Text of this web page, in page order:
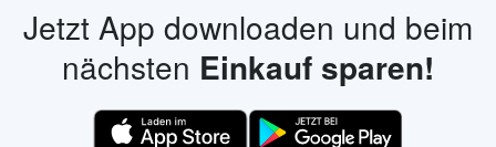
Jetzt App downloaden und beim
nächsten Einkauf sparen!